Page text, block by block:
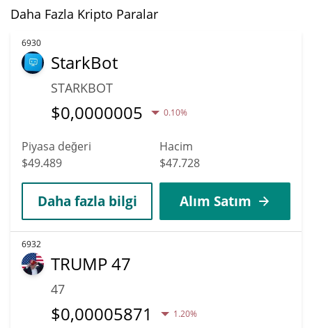
Daha Fazla Kripto Paralar
6930
StarkBot
STARKBOT
$0,0000005 0.10%
Piyasa değeri
$49.489
Hacim
$47.728
Daha fazla bilgi Alım Satım
6932
TRUMP 47
47
$0,00005871 1.20%